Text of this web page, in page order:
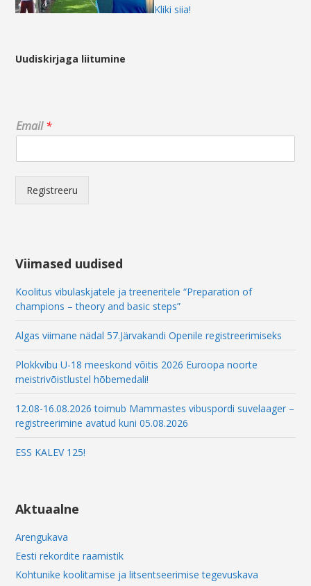
Kliki siia!
Uudiskirjaga liitumine
E
m
i
Email*
Registreeru
Viimased uudised
Koolitus vibulaskjatele ja treeneritele “Preparation of
champions – theory and basic steps”
Algas viimane nädal 57.Järvakandi Openile registreerimiseks
Plokkvibu U-18 meeskond võitis 2026 Euroopa noorte
meistrivõistlustel hõbemedali!
12.08-16.08.2026 toimub Mammastes vibuspordi suvelaager –
registreerimine avatud kuni 05.08.2026
ESS KALEV 125!
Aktuaalne
Arengukava
Eesti rekordite raamistik
Kohtunike koolitamise ja litsentseerimise tegevuskava